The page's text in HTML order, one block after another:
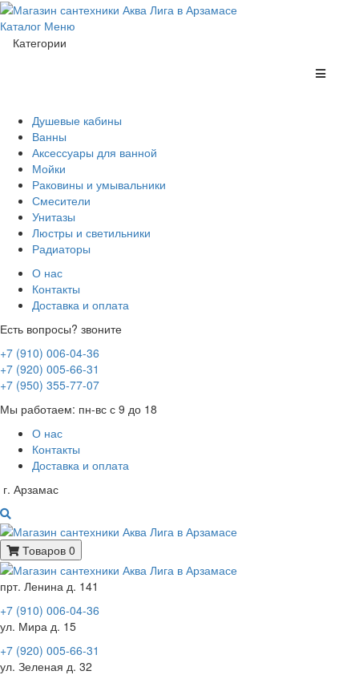
Каталог Меню
Категории
Душевые кабины
Ванны
Аксессуары для ванной
Мойки
Раковины и умывальники
Смесители
Унитазы
Люстры и светильники
Радиаторы
О нас
Контакты
Доставка и оплата
Есть вопросы? звоните
+7 (910) 006-04-36
+7 (920) 005-66-31
+7 (950) 355-77-07
Мы работаем: пн-вс с 9 до 18
О нас
Контакты
Доставка и оплата
г. Арзамас
Товаров 0
прт. Ленина д. 141
+7 (910) 006-04-36
ул. Мира д. 15
+7 (920) 005-66-31
ул. Зеленая д. 32